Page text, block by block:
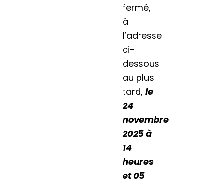
fermé,
à
l’adresse
ci-
dessous
au plus
tard,le
24
novembre
2025 à
14
heures
et 05